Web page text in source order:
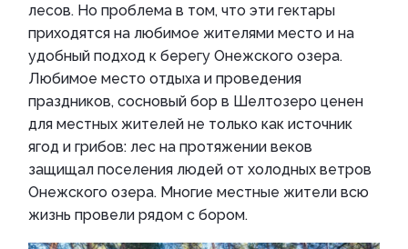
лесов. Но проблема в том, что эти гектары
приходятся на любимое жителями место и на
удобный подход к берегу Онежского озера.
Любимое место отдыха и проведения
праздников, сосновый бор в Шелтозеро ценен
для местных жителей не только как источник
ягод и грибов: лес на протяжении веков
защищал поселения людей от холодных ветров
Онежского озера. Многие местные жители всю
жизнь провели рядом с бором.